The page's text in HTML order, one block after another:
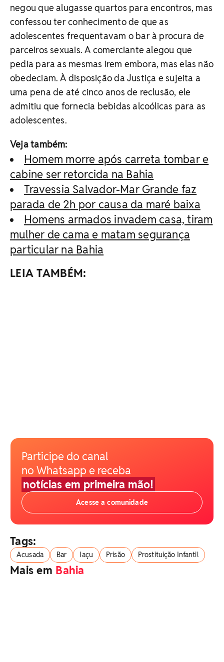
negou que alugasse quartos para encontros, mas
confessou ter conhecimento de que as
adolescentes frequentavam o bar à procura de
parceiros sexuais. A comerciante alegou que
pedia para as mesmas irem embora, mas elas não
obedeciam. À disposição da Justiça e sujeita a
uma pena de até cinco anos de reclusão, ele
admitiu que fornecia bebidas alcoólicas para as
adolescentes.
Veja também:
Homem morre após carreta tombar e
cabine ser retorcida na Bahia
Travessia Salvador-Mar Grande faz
parada de 2h por causa da maré baixa
Homens armados invadem casa, tiram
mulher de cama e matam segurança
particular na Bahia
LEIA TAMBÉM:
Participe do canal
no Whatsapp e receba
notícias em primeira mão!
Acesse a comunidade
Tags:
Acusada Bar Iaçu Prisão Prostituição Infantil
Mais em Bahia